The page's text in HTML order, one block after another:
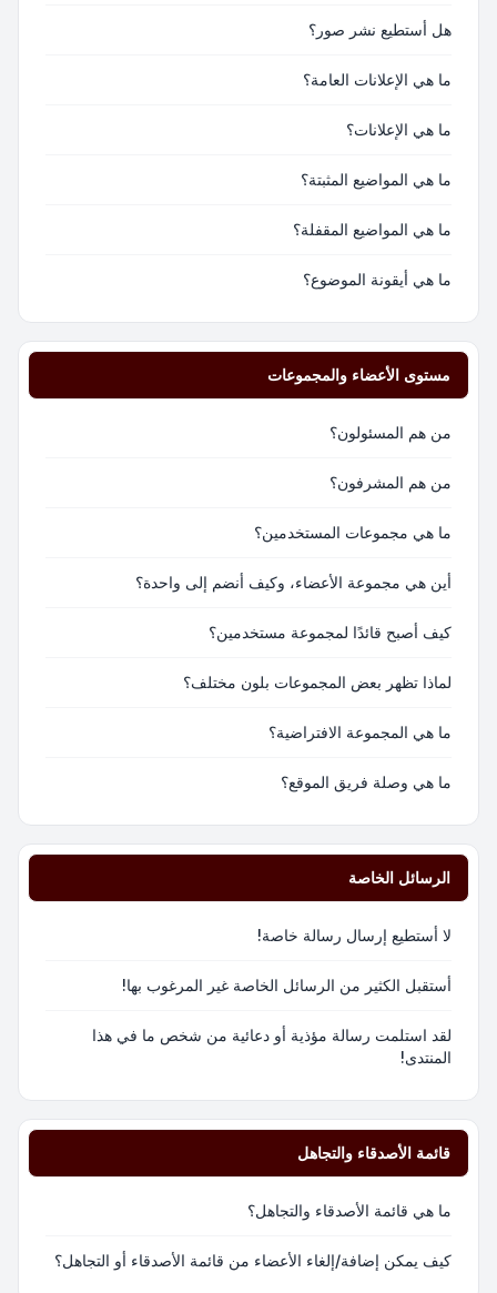
هل أستطيع نشر صور؟
ما هي الإعلانات العامة؟
ما هي الإعلانات؟
ما هي المواضيع المثبتة؟
ما هي المواضيع المقفلة؟
ما هي أيقونة الموضوع؟
مستوى الأعضاء والمجموعات
من هم المسئولون؟
من هم المشرفون؟
ما هي مجموعات المستخدمين؟
أين هي مجموعة الأعضاء، وكيف أنضم إلى واحدة؟
كيف أصبح قائدًا لمجموعة مستخدمين؟
لماذا تظهر بعض المجموعات بلون مختلف؟
ما هي المجموعة الافتراضية؟
ما هي وصلة فريق الموقع؟
الرسائل الخاصة
لا أستطيع إرسال رسالة خاصة!
أستقبل الكثير من الرسائل الخاصة غير المرغوب بها!
لقد استلمت رسالة مؤذية أو دعائية من شخص ما في هذا
المنتدى!
قائمة الأصدقاء والتجاهل
ما هي قائمة الأصدقاء والتجاهل؟
كيف يمكن إضافة/إلغاء الأعضاء من قائمة الأصدقاء أو التجاهل؟